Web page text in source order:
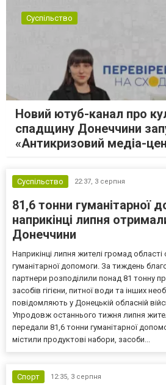
Суспільство
Новий ютуб-канал про
спадщину Донеччини
«Антикризовий медіа-
Суспільство 22:37, 3 серпня
81,6 тонни гуманітарної
наприкінці липня
Донеччини
Наприкінці липня жителі громад
гуманітарної допомоги. За тиждень
партнери розподілили понад 81 тонну
засобів гігієни, питної води та інших
повідомляють у Донецькій обласній
Упродовж останнього тижня липня
передали 81,6 тонни гуманітарної
містили продуктові набори, засоби...
Спорт 12:35, 3 серпня